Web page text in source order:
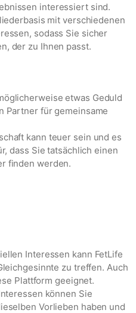
interessiert sind.
mit verschiedenen
sodass Sie sicher
der zu Ihnen passt.
etwas Geduld
Partner für gemeinsame
kann teuer sein und es
dass Sie tatsächlich einen
finden werden.
Interessen kann FetLife
zu treffen. Auch
Plattform geeignet.
können Sie
Vorlieben haben und